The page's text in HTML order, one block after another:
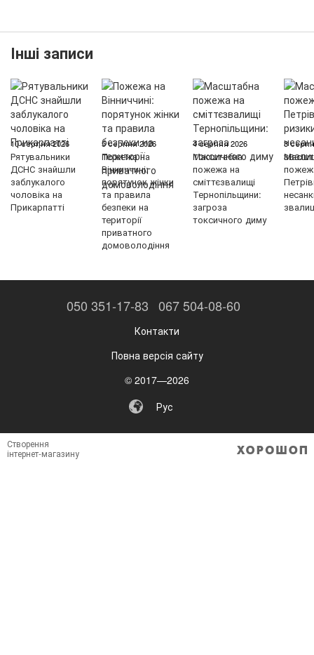
Інші записи
10 серпня 2026
Рятувальники
ДСНС знайшли
заблукалого
чоловіка на
Прикарпатті
5 серпня 2026
Пожежа на
Вінниччині:
порятунок жінки
та правила
безпеки на
території
приватного
домоволодіння
4 серпня 2026
Масштабна
пожежа на
сміттєзвалищі
Тернопільщини:
загроза
токсичного диму
3
050 351-17-83 067 504-08-60
Контакти
Повна версія сайту
© 2017—2026
Рус
Створення
інтернет-магазину